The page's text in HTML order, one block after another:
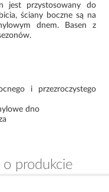
jest przystosowany do
ściany boczne są na
dnem. Basen z
i przezroczystego
dno
o produkcie